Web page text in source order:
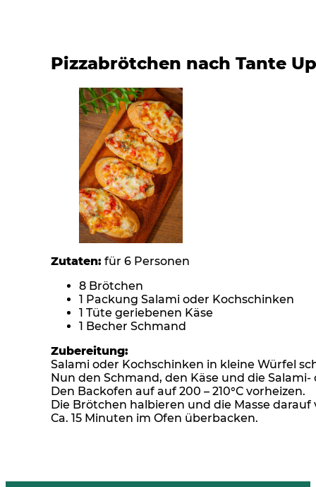
Pizzabrötchen nach Tante
Zutaten: für 6 Personen
8 Brötchen
1 Packung Salami oder Kochschinken
1 Tüte geriebenen Käse
1 Becher Schmand
Zubereitung:
Salami oder Kochschinken in kleine Würfel
Nun den Schmand, den Käse und die
Den Backofen auf auf 200 – 210°C vorheizen.
Die Brötchen halbieren und die Masse darauf
Ca. 15 Minuten im Ofen überbacken.